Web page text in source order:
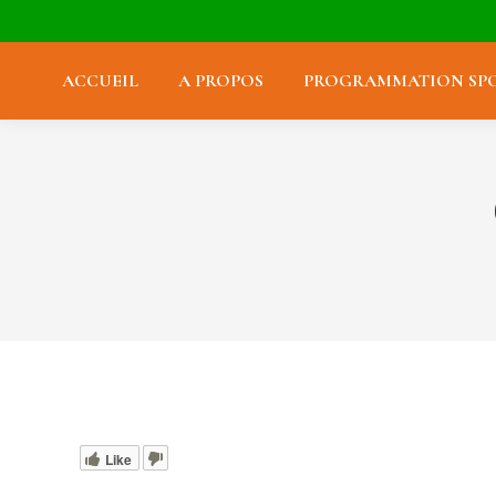
ACCUEIL A PROPOS PROGRAMMATION
Like